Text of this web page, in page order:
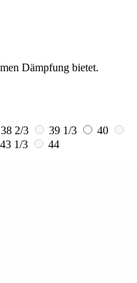
Dämpfung bietet.
38 2/3 39 1/3
40
43 1/3
44